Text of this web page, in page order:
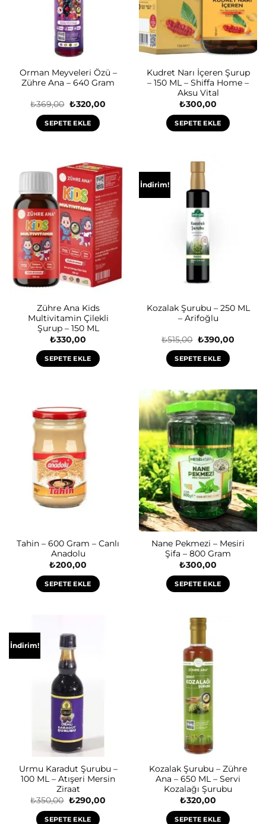
Orman Meyveleri Özü –
Zühre Ana – 640 Gram
₺369,00 Orijinal
₺369,00.
₺320,00Şu
SEPETE EKLE
Kudret Narı İçeren Şurup
– 150 ML – Shiffa Home –
Aksu Vital
₺300,00
SEPETE EKLE
Zühre Ana Kids
Multivitamin Çilekli
Şurup – 150 ML
₺330,00
SEPETE EKLE
İndirim!
Kozalak Şurubu – 250 ML
– Arifoğlu
₺515,00 Orijinal
₺515,00.
₺390,00Şu
SEPETE EKLE
Tahin – 600 Gram – Canlı
Anadolu
₺200,00
SEPETE EKLE
Nane Pekmezi – Mesiri
Şifa – 800 Gram
₺300,00
SEPETE EKLE
İndirim!
Urmu Karadut Şurubu –
100 ML – Atışeri Mersin
Ziraat
₺350,00 Orijinal
₺350,00.
₺290,00Şu
SEPETE EKLE
Kozalak Şurubu – Zühre
Ana – 650 ML – Servi
Kozalağı Şurubu
₺320,00
SEPETE EKLE